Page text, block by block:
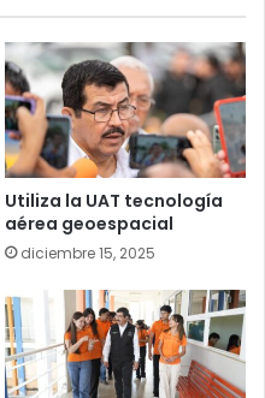
Utiliza la UAT tecnología
aérea geoespacial
diciembre 15, 2025